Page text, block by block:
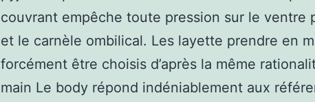
couvrant empêche toute pression sur le ventre
et le carnèle ombilical. Les layette prendre en
forcément être choisis d’après la même
main Le body répond indéniablement aux